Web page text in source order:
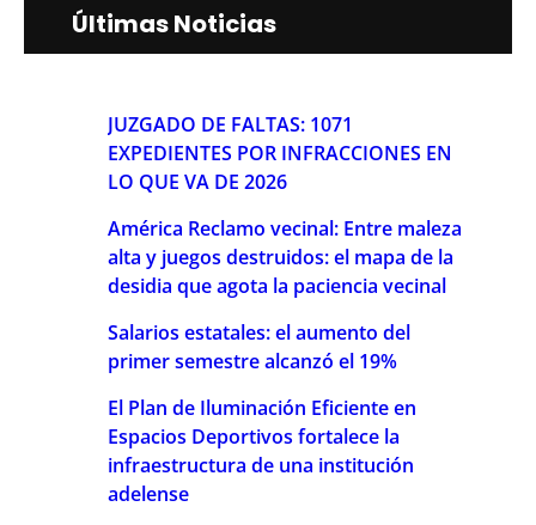
Últimas Noticias
JUZGADO DE FALTAS: 1071
EXPEDIENTES POR INFRACCIONES EN
LO QUE VA DE 2026
América Reclamo vecinal: Entre maleza
alta y juegos destruidos: el mapa de la
desidia que agota la paciencia vecinal
Salarios estatales: el aumento del
primer semestre alcanzó el 19%
El Plan de Iluminación Eficiente en
Espacios Deportivos fortalece la
infraestructura de una institución
adelense